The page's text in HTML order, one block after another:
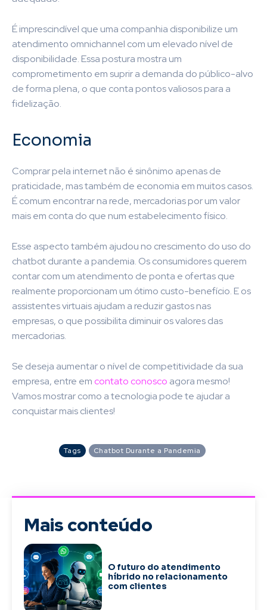
É imprescindível que uma companhia disponibilize um
atendimento omnichannel com um elevado nível de
disponibilidade. Essa postura mostra um
comprometimento em suprir a demanda do público-alvo
de forma plena, o que conta pontos valiosos para a
fidelização.
Economia
Comprar pela internet não é sinônimo apenas de
praticidade, mas também de economia em muitos casos.
É comum encontrar na rede, mercadorias por um valor
mais em conta do que num estabelecimento físico.
Esse aspecto também ajudou no crescimento do uso do
chatbot durante a pandemia. Os consumidores querem
contar com um atendimento de ponta e ofertas que
realmente proporcionam um ótimo custo-benefício. E os
assistentes virtuais ajudam a reduzir gastos nas
empresas, o que possibilita diminuir os valores das
mercadorias.
Se deseja aumentar o nível de competitividade da sua
empresa, entre em contato conosco agora mesmo!
Vamos mostrar como a tecnologia pode te ajudar a
conquistar mais clientes!
Tags Chatbot Durante a Pandemia
Mais conteúdo
O futuro do atendimento
híbrido no relacionamento
com clientes